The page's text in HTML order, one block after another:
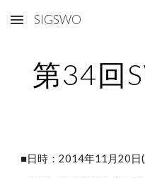
Skip to main content
SIGSWO
第34回
■日時：2014年11月20日(